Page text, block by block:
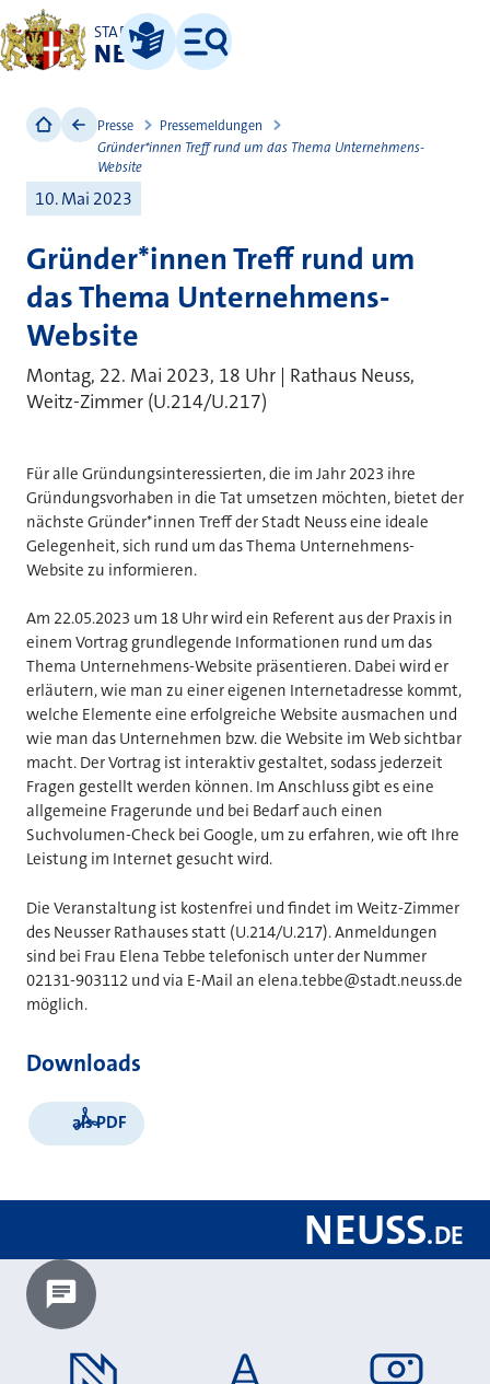
STADT
NEUSS
Leichte Sprache
Menü
Presse
Pressemeldungen
Gründer*innen Treff rund um das Thema Unternehmens-
Website
10. Mai 2023
Gründer*innen Treff rund um
das Thema Unternehmens-
Website
Montag, 22. Mai 2023, 18 Uhr | Rathaus Neuss,
Weitz-Zimmer (U.214/U.217)
Für alle Gründungsinteressierten, die im Jahr 2023 ihre
Gründungsvorhaben in die Tat umsetzen möchten, bietet der
nächste Gründer*innen Treff der Stadt Neuss eine ideale
Gelegenheit, sich rund um das Thema Unternehmens-
Website zu informieren.
Am 22.05.2023 um 18 Uhr wird ein Referent aus der Praxis in
einem Vortrag grundlegende Informationen rund um das
Thema Unternehmens-Website präsentieren. Dabei wird er
erläutern, wie man zu einer eigenen Internetadresse kommt,
welche Elemente eine erfolgreiche Website ausmachen und
wie man das Unternehmen bzw. die Website im Web sichtbar
macht. Der Vortrag ist interaktiv gestaltet, sodass jederzeit
Fragen gestellt werden können. Im Anschluss gibt es eine
allgemeine Fragerunde und bei Bedarf auch einen
Suchvolumen-Check bei Google, um zu erfahren, wie oft Ihre
Leistung im Internet gesucht wird.
Die Veranstaltung ist kostenfrei und findet im Weitz-Zimmer
des Neusser Rathauses statt (U.214/U.217). Anmeldungen
sind bei Frau Elena Tebbe telefonisch unter der Nummer
02131-903112 und via E-Mail an elena.tebbe@stadt.neuss.de
möglich.
Downloads
als PDF
NEUSS.DE
Chatbot laden?